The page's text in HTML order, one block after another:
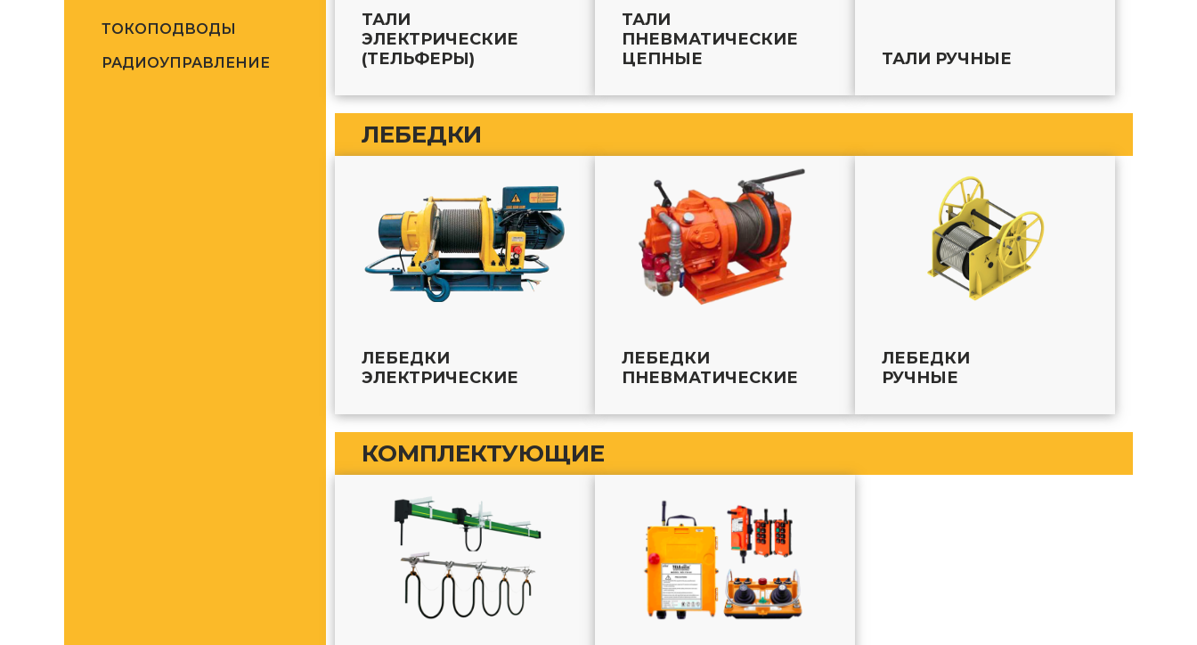
ТОКОПОДВОДЫ
РАДИОУПРАВЛЕНИЕ
ТАЛИ
ЭЛЕКТРИЧЕСКИЕ
(ТЕЛЬФЕРЫ)
ТАЛИ
ПНЕВМАТИЧЕСКИЕ
ЦЕПНЫЕ
ТАЛИ РУЧНЫЕ
ЛЕБЕДКИ
ЛЕБЕДКИ
ЭЛЕКТРИЧЕСКИЕ
ЛЕБЕДКИ
ПНЕВМАТИЧЕСКИЕ
ЛЕБЕДКИ
РУЧНЫЕ
КОМПЛЕКТУЮЩИЕ